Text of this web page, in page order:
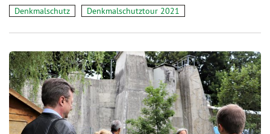
Denkmalschutz Denkmalschutztour 2021